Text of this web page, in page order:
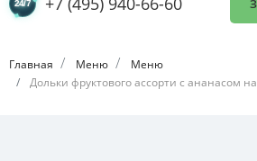
Главная Меню
Меню
Дольки фруктового ассорти с ананасом